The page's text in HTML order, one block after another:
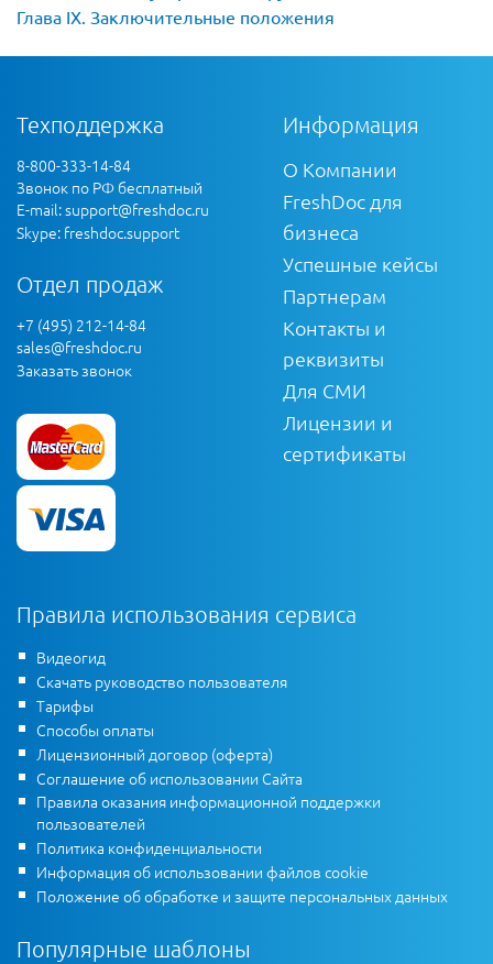
Глава IХ. Заключительные положения
Техподдержка
8-800-333-14-84
Звонок по РФ бесплатный
E-mail:support@freshdoc.ru
Skype: freshdoc.support
Отдел продаж
+7 (495) 212-14-84
sales@freshdoc.ru
Заказать звонок
Информация
О Компании
FreshDoc для
бизнеса
Успешные кейсы
Партнерам
Контакты и
реквизиты
Для СМИ
Лицензии и
сертификаты
Правила использования сервиса
Видеогид
Скачать руководство пользователя
Тарифы
Способы оплаты
Лицензионный договор (оферта)
Соглашение об использовании Сайта
Правила оказания информационной поддержки
пользователей
Политика конфиденциальности
Информация об использовании файлов cookie
Положение об обработке и защите персональных данных
Популярные шаблоны